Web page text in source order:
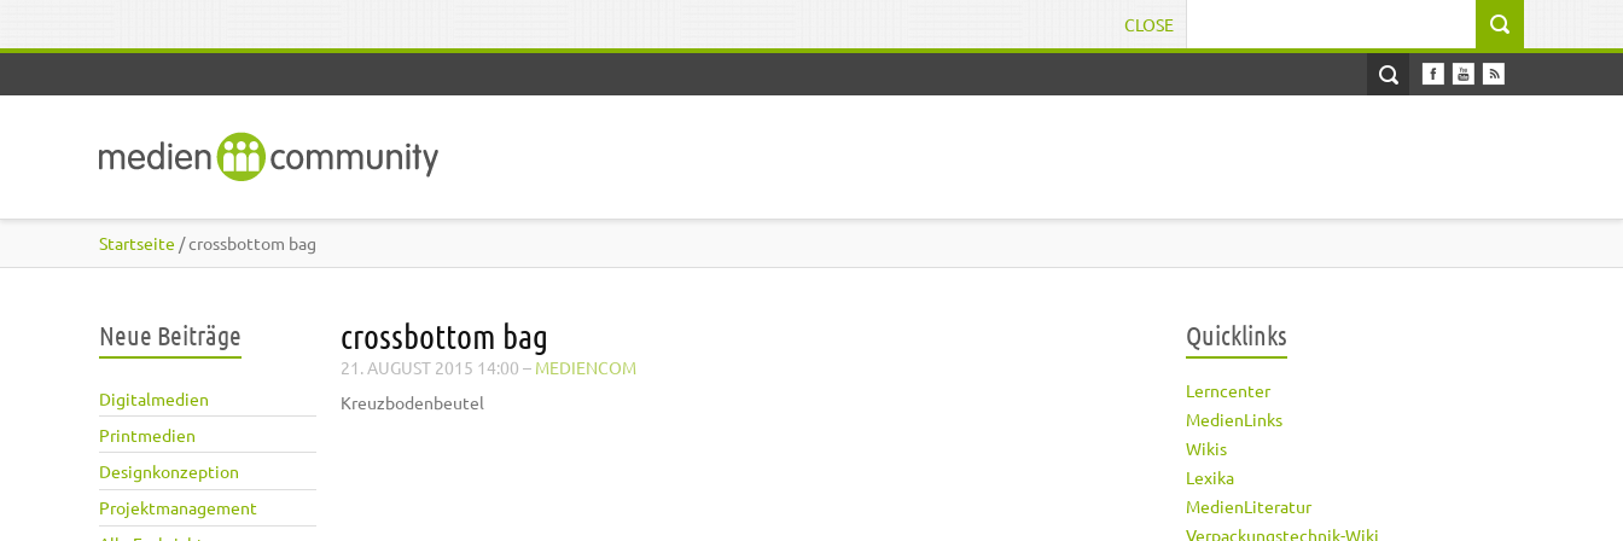
CLOSE
Startseite / crossbottom bag
Neue Beiträge
Digitalmedien
Printmedien
Designkonzeption
Projektmanagement
crossbottom bag
21. AUGUST 2015 14:00 – MEDIENCOM
Kreuzbodenbeutel
Quicklinks
Lerncenter
MedienLinks
Wikis
Lexika
MedienLiteratur
Verpackungstechnik-Wiki